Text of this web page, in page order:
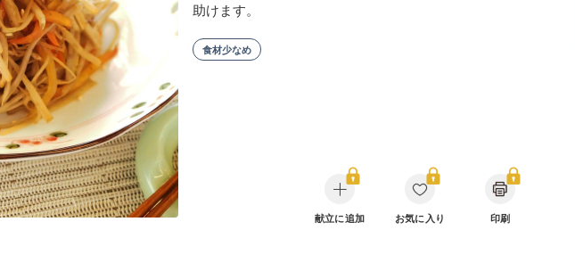
助けます。
食材少なめ
献立に追加 お気に入り 印刷